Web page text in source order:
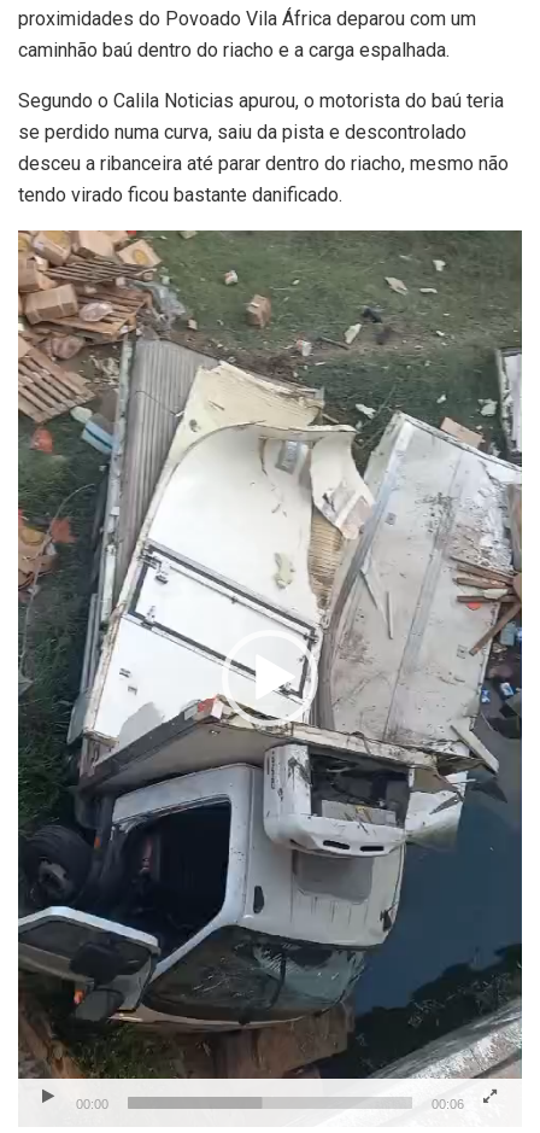
proximidades do Povoado Vila África deparou com um
caminhão baú dentro do riacho e a carga espalhada.
Segundo o Calila Noticias apurou, o motorista do baú teria
se perdido numa curva, saiu da pista e descontrolado
desceu a ribanceira até parar dentro do riacho, mesmo não
tendo virado ficou bastante danificado.
Tocador
de
vídeo
00:00 00:06